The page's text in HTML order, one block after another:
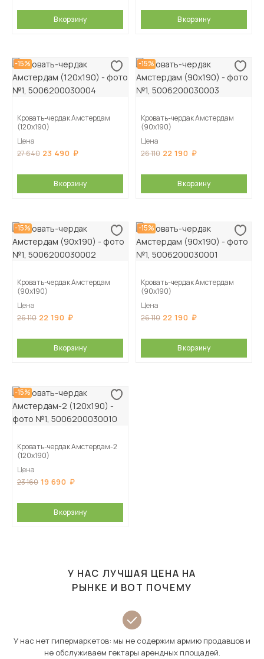
В корзину В корзину
-15%
Кровать-чердак Амстердам
(120х190)
Цена
27 640 23 490
В корзину
-15%
Кровать-чердак Амстердам
(90х190)
Цена
26 110 22 190
В корзину
-15%
Кровать-чердак Амстердам
(90х190)
Цена
26 110 22 190
В корзину
-15%
Кровать-чердак Амстердам
(90х190)
Цена
26 110 22 190
В корзину
-15%
Кровать-чердак Амстердам-2
(120х190)
Цена
23 160 19 690
В корзину
У НАС ЛУЧШАЯ ЦЕНА НА
РЫНКЕ И ВОТ ПОЧЕМУ
У нас нет гипермаркетов: мы не содержим армию продавцов и
не обслуживаем гектары арендных площадей.